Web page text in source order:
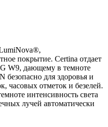
покрытие. Certina отдает
W9, дающему в темноте
безопасно для здоровья и
часовых отметок и безелей.
интенсивность света
лучей автоматически